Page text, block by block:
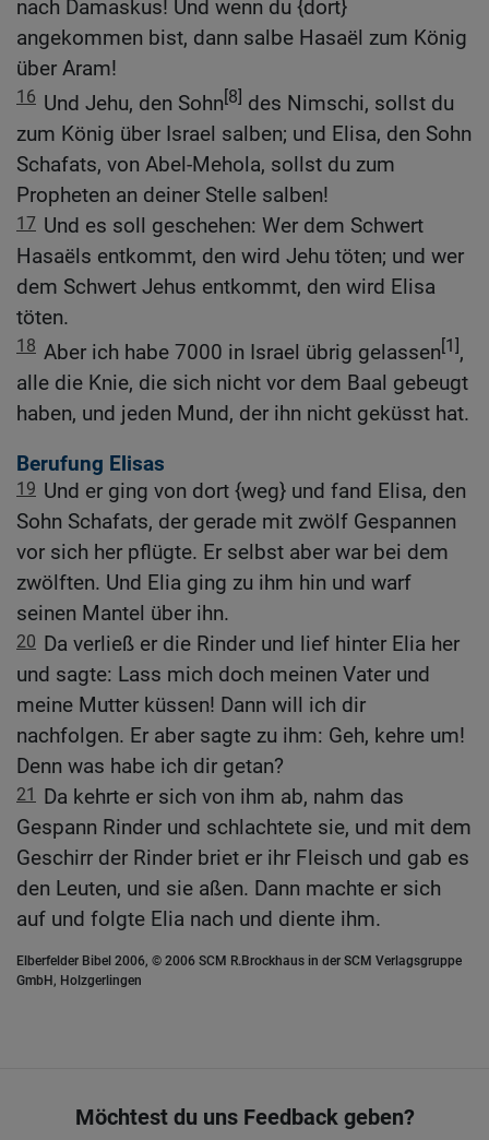
nach Damaskus! Und wenn du {dort}
angekommen bist, dann salbe Hasaël zum König
über Aram!
16 Und Jehu, den Sohn[8] des Nimschi, sollst du
zum König über Israel salben; und Elisa, den Sohn
Schafats, von Abel-Mehola, sollst du zum
Propheten an deiner Stelle salben!
17 Und es soll geschehen: Wer dem Schwert
Hasaëls entkommt, den wird Jehu töten; und wer
dem Schwert Jehus entkommt, den wird Elisa
töten.
18 Aber ich habe 7000 in Israel übrig gelassen[1],
alle die Knie, die sich nicht vor dem Baal gebeugt
haben, und jeden Mund, der ihn nicht geküsst hat.
Berufung Elisas
19 Und er ging von dort {weg} und fand Elisa, den
Sohn Schafats, der gerade mit zwölf Gespannen
vor sich her pflügte. Er selbst aber war bei dem
zwölften. Und Elia ging zu ihm hin und warf
seinen Mantel über ihn.
20 Da verließ er die Rinder und lief hinter Elia her
und sagte: Lass mich doch meinen Vater und
meine Mutter küssen! Dann will ich dir
nachfolgen. Er aber sagte zu ihm: Geh, kehre um!
Denn was habe ich dir getan?
21 Da kehrte er sich von ihm ab, nahm das
Gespann Rinder und schlachtete sie, und mit dem
Geschirr der Rinder briet er ihr Fleisch und gab es
den Leuten, und sie aßen. Dann machte er sich
auf und folgte Elia nach und diente ihm.
Elberfelder Bibel 2006, © 2006 SCM R.Brockhaus in der SCM Verlagsgruppe
GmbH, Holzgerlingen
Möchtest du uns Feedback geben?